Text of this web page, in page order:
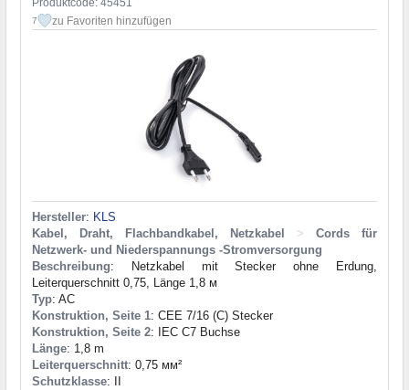
Produktcode: 45451
7 zu Favoriten hinzufügen
Hersteller: KLS
Kabel, Draht, Flachbandkabel, Netzkabel
>
Cords für
Netzwerk- und Niederspannungs -Stromversorgung
Beschreibung: Netzkabel mit Stecker ohne Erdung,
Leiterquerschnitt 0,75, Länge 1,8 м
Typ: AC
Konstruktion, Seite 1: CEE 7/16 (C) Stecker
Konstruktion, Seite 2: IEC C7 Buchse
Länge: 1,8 m
Leiterquerschnitt: 0,75 мм²
Schutzklasse: II